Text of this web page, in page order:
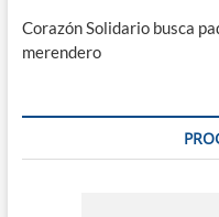
Corazón Solidario busca
merendero